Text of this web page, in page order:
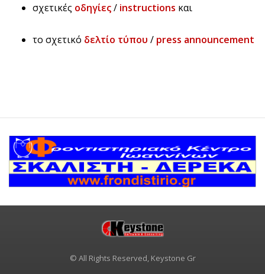
σχετικές οδηγίες/ instructions και
το σχετικό δελτίο τύπου / press announcement
© All Rights Reserved, Keystone Gr